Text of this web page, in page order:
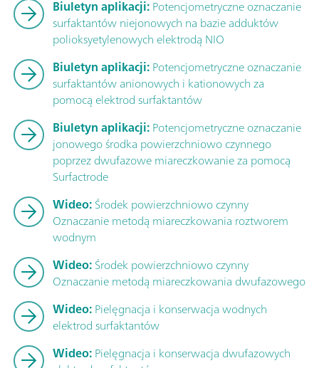
Biuletyn aplikacji:Potencjometryczne oznaczanie
surfaktantów niejonowych na bazie adduktów
polioksyetylenowych elektrodą NIO
Biuletyn aplikacji:Potencjometryczne oznaczanie
surfaktantów anionowych i kationowych za
pomocą elektrod surfaktantów
Biuletyn aplikacji:Potencjometryczne oznaczanie
jonowego środka powierzchniowo czynnego
poprzez dwufazowe miareczkowanie za pomocą
Surfactrode
Wideo:Środek powierzchniowo czynny
Oznaczanie metodą miareczkowania roztworem
wodnym
Wideo:Środek powierzchniowo czynny
Oznaczanie metodą miareczkowania dwufazowego
Wideo:Pielęgnacja i konserwacja wodnych
elektrod surfaktantów
Wideo:Pielęgnacja i konserwacja dwufazowych